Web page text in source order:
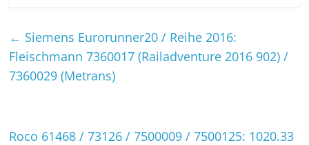
← Siemens Eurorunner20 / Reihe 2016:
Fleischmann 7360017 (Railadventure 2016 902) /
7360029 (Metrans)
Roco 61468 / 73126 / 7500009 / 7500125: 1020.33